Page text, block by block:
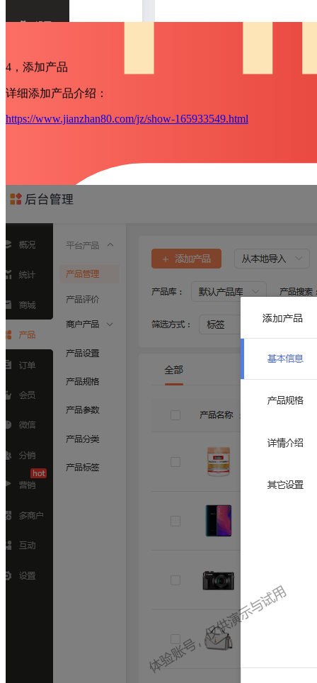
定制
关于
4，添加产品
详细添加产品介绍：
https://www.jianzhan80.com/jz/show-165933549.html